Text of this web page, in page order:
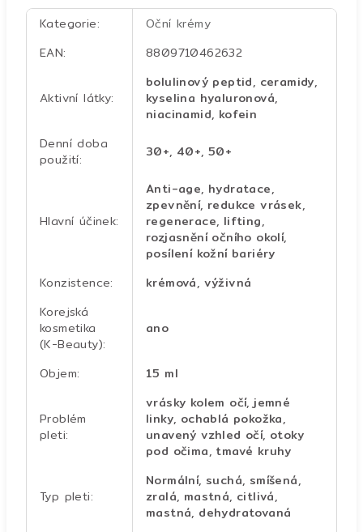
Kategorie:
Oční krémy
EAN: 8809710462632
Aktivní látky:
bolulinový peptid, ceramidy,
kyselina hyaluronová,
niacinamid, kofein
Denní doba
použití: 30+, 40+, 50+
Hlavní účinek:
Anti-age, hydratace,
zpevnění, redukce vrásek,
regenerace, lifting,
rozjasnění očního okolí,
posílení kožní bariéry
Konzistence:
krémová, výživná
Korejská
kosmetika
(K-Beauty):
ano
Objem: 15 ml
Problém
pleti:
vrásky kolem očí, jemné
linky, ochablá pokožka,
unavený vzhled očí, otoky
pod očima, tmavé kruhy
Typ pleti:
Normální, suchá, smíšená,
zralá, mastná, citlivá,
mastná, dehydratovaná